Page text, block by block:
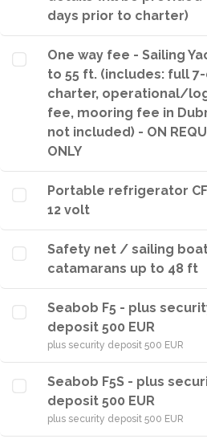
days prior to charter)
One way fee - Sailing
to 55 ft. (includes: full
charter, operational/
fee, mooring fee in
not included) - ON
ONLY
Portable refrigerator
12 volt
Safety net / sailing
catamarans up to 48 ft
Seabob F5 - plus
deposit 500 EUR
plus security deposit 500 EUR
Seabob F5S - plus
deposit 500 EUR
plus security deposit 500 EUR